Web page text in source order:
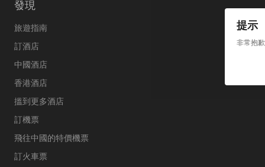
提示
非常抱
發現
旅遊指南
訂酒店
中國酒店
香港酒店
搵到更多酒店
訂機票
飛往中國的特價機票
訂火車票